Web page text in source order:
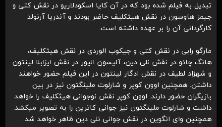
تبدیل به فیلم شده بود که در آن کایا اسکودلاریو در نقش کتی و
جیمز هاوسون در نقش هیثکلیف حاضر بودند و آندریا آرنولد
کارگردانی آن را بر عهده داشته است.
مارگو رابی در نقش کتی و جیکوب الوردی در نقش هیثکلیف،
هانگ چائو در نقش نلی دین، آلیسون الیور در نقش ایزابلا لینتون
و شهزاد لطیف در نقش ادگار لینتون در این فیلم حضور خواهند
داشتن. همچنین اوون کوپر و شارلوت ملینگتون نیز در بین
بازیگران حضور دارند. اوون کوپر نقش نوجوانی هیثکلیف را خواهد
داشت و شارلوت ملینگتون نیز جوانی کاترین را به تصویر میکشد.
همچنین وای انگوین در نقش جوانی نلی دین ظاهر خواهد شد.